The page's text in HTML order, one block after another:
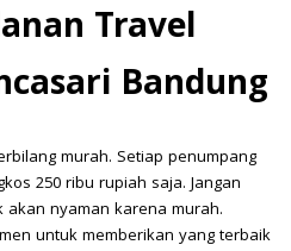
Travel
Bandung
murah. Setiap penumpang
250 ribu rupiah saja. Jangan
nyaman karena murah.
untuk memberikan yang terbaik